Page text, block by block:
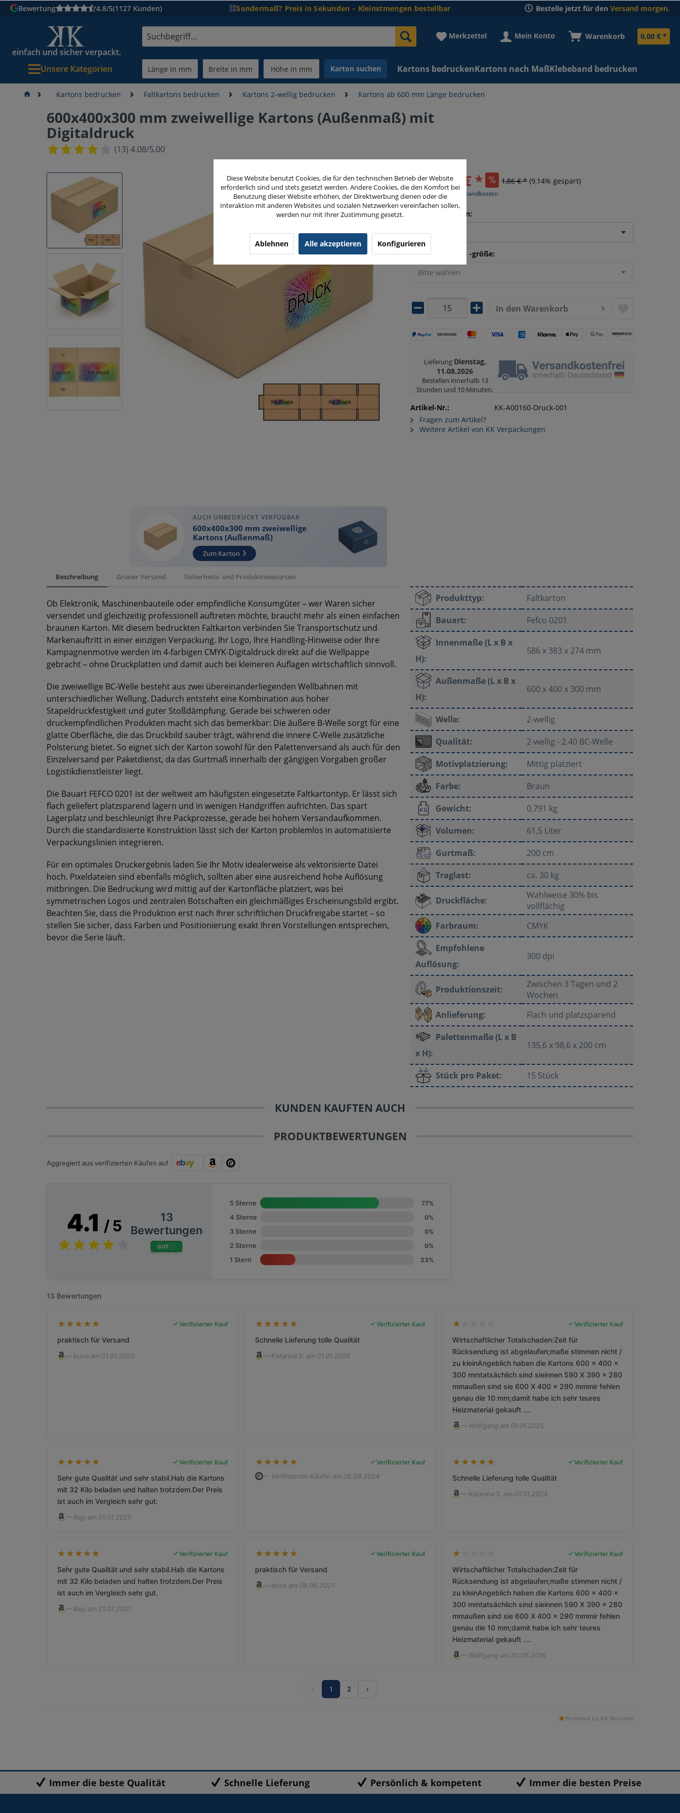
Bewertung 4.8/5(1127 Kunden) Sondermaß? Preis in Sekunden – Kleinstmengen bestellbar Bestelle jetzt für den Versand morgen.
einfach und sicher verpackt.
Merkzettel Mein Konto Warenkorb 0,00 € *
Unsere Kategorien Karton suchen Kartons bedruckenKartons nach MaßKlebeband bedrucken
Kartons bedrucken Faltkartons bedrucken Kartons 2-wellig bedrucken Kartons ab 600 mm Länge bedrucken
600x400x300 mm zweiwellige Kartons (Außenmaß) mit
Digitaldruck
(13) 4.08/5.00¹
ab 1,69 € * 1,86 € * (9,14% gespart)
inkl. MwSt.zzgl. Versandkosten
Lieferung Dienstag,
11.08.2026
Bestellen innerhalb 13
Stunden und 10 Minuten.
Bedruckte Seiten:
Bitte wählen
Druckposition & -größe:
Bitte wählen
In den Warenkorb
Artikel-Nr.:
KK-A00160-Druck-001
Fragen zum Artikel?
Weitere Artikel von KK Verpackungen
AUCH UNBEDRUCKT VERFÜGBAR
600x400x300 mm zweiwellige
Kartons (Außenmaß)
Zum Karton
Beschreibung Grüner Versand Sicherheits- und Produktressourcen
Ob Elektronik, Maschinenbauteile oder empfindliche Konsumgüter – wer Waren sicher
versendet und gleichzeitig professionell auftreten möchte, braucht mehr als einen einfachen
braunen Karton. Mit diesem bedruckten Faltkarton verbinden Sie Transportschutz und
Markenauftritt in einer einzigen Verpackung. Ihr Logo, Ihre Handling-Hinweise oder Ihre
Kampagnenmotive werden im 4-farbigen CMYK-Digitaldruck direkt auf die Wellpappe
gebracht – ohne Druckplatten und damit auch bei kleineren Auflagen wirtschaftlich sinnvoll.
Die zweiwellige BC-Welle besteht aus zwei übereinanderliegenden Wellbahnen mit
unterschiedlicher Wellung. Dadurch entsteht eine Kombination aus hoher
Stapeldruckfestigkeit und guter Stoßdämpfung. Gerade bei schweren oder
druckempfindlichen Produkten macht sich das bemerkbar: Die äußere B-Welle sorgt für eine
glatte Oberfläche, die das Druckbild sauber trägt, während die innere C-Welle zusätzliche
Polsterung bietet. So eignet sich der Karton sowohl für den Palettenversand als auch für den
Einzelversand per Paketdienst, da das Gurtmaß innerhalb der gängigen Vorgaben großer
Logistikdienstleister liegt.
Die Bauart FEFCO 0201 ist der weltweit am häufigsten eingesetzte Faltkartontyp. Er lässt sich
flach geliefert platzsparend lagern und in wenigen Handgriffen aufrichten. Das spart
Lagerplatz und beschleunigt Ihre Packprozesse, gerade bei hohem Versandaufkommen.
Durch die standardisierte Konstruktion lässt sich der Karton problemlos in automatisierte
Verpackungslinien integrieren.
Für ein optimales Druckergebnis laden Sie Ihr Motiv idealerweise als vektorisierte Datei
hoch. Pixeldateien sind ebenfalls möglich, sollten aber eine ausreichend hohe Auflösung
mitbringen. Die Bedruckung wird mittig auf der Kartonfläche platziert, was bei
symmetrischen Logos und zentralen Botschaften ein gleichmäßiges Erscheinungsbild ergibt.
Beachten Sie, dass die Produktion erst nach Ihrer schriftlichen Druckfreigabe startet – so
stellen Sie sicher, dass Farben und Positionierung exakt Ihren Vorstellungen entsprechen,
bevor die Serie läuft.
Produkttyp:
Faltkarton
Bauart:
Fefco 0201
Innenmaße (L x B x
H):
586 x 383 x 274 mm
Außenmaße (L x B x
H):
600 x 400 x 300 mm
Welle:
2-wellig
Qualität:
2-wellig - 2.40 BC-Welle
Motivplatzierung:
Mittig platziert
Farbe:
Braun
Gewicht:
0,791 kg
Volumen:
61,5 Liter
Gurtmaß:
200 cm
Traglast:
ca. 30 kg
Druckfläche:
Wahlweise 30% bis
vollflächig
Farbraum:
CMYK
Empfohlene
Auflösung:
300 dpi
Produktionszeit:
Zwischen 3 Tagen und 2
Wochen
Anlieferung:
Flach und platzsparend
Palettenmaße (L x B
x H):
135,6 x 98,6 x 200 cm
Stück pro Paket: 15 Stück
KUNDEN KAUFTEN AUCH
PRODUKTBEWERTUNGEN
Aggregiert aus verifizierten Käufen auf
4.1 / 5
13
Bewertungen
GUT
5 Sterne 77%
4 Sterne 0%
3 Sterne 0%
2 Sterne 0%
1 Stern 23%
13 Bewertungen
★ ★ ★ ★ ★ Verifizierter Kauf
praktisch für Versand
— buco am 01.01.2025
★ ★ ★ ★ ★ Verifizierter Kauf
Schnelle Lieferung tolle Qualität
— Katarina S. am 01.01.2025
★ Verifizierter Kauf
Wirtschaftlicher Totalschaden:Zeit für
Rücksendung ist abgelaufen;maße stimmen nicht /
zu kleinAngeblich haben die Kartons 600 x 400 x
300 mmtatsächlich sind sieinnen 590 X 390 x 280
mmaußen sind sie 600 X 400 x 290 mmmir fehlen
genau die 10 mm;damit habe ich sehr teures
Heizmaterial gekauft ....
— Wolfgang am 01.01.2025
★ ★ ★ ★ ★ Verifizierter Kauf
Sehr gute Qualität und sehr stabil.Hab die Kartons
mit 32 Kilo beladen und halten trotzdem.Der Preis
ist auch im Vergleich sehr gut.
— Rajy am 01.01.2025
★ ★ ★ ★ ★ Verifizierter Kauf
— Verifizierter Käufer am 28.09.2024
★ ★ ★ ★ ★ Verifizierter Kauf
Schnelle Lieferung tolle Qualität
— Katarina S. am 01.01.2024
★ ★ ★ ★ ★ Verifizierter Kauf
Sehr gute Qualität und sehr stabil.Hab die Kartons
mit 32 Kilo beladen und halten trotzdem.Der Preis
ist auch im Vergleich sehr gut.
— Rajy am 21.07.2021
★ ★ ★ ★ ★ Verifizierter Kauf
praktisch für Versand
— buco am 06.05.2021
★ Verifizierter Kauf
Wirtschaftlicher Totalschaden:Zeit für
Rücksendung ist abgelaufen;maße stimmen nicht /
zu kleinAngeblich haben die Kartons 600 x 400 x
300 mmtatsächlich sind sieinnen 590 X 390 x 280
mmaußen sind sie 600 X 400 x 290 mmmir fehlen
genau die 10 mm;damit habe ich sehr teures
Heizmaterial gekauft ....
— Wolfgang am 20.05.2016
‹ 1 2 ›
Powered by KK Reviews
Immer die beste Qualität Schnelle Lieferung Persönlich & kompetent Immer die besten Preise
Diese Website benutzt Cookies, die für den technischen Betrieb der Website
erforderlich sind und stets gesetzt werden. Andere Cookies, die den Komfort bei
Benutzung dieser Website erhöhen, der Direktwerbung dienen oder die
Interaktion mit anderen Websites und sozialen Netzwerken vereinfachen sollen,
werden nur mit Ihrer Zustimmung gesetzt.
Ablehnen Alle akzeptieren Konfigurieren